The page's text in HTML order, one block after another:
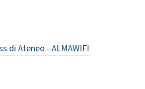
di Ateneo - ALMAWIFI